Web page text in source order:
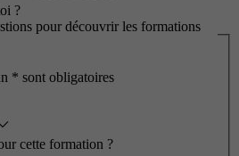
?
pour découvrir les formations
* sont obligatoires
cette formation ?